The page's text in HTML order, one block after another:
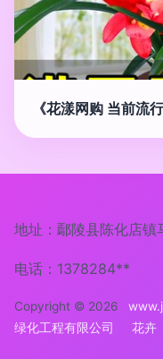
《花漾网购 当前流
地址：鄢陵县陈化店镇
电话：1378284**
Copyright © 2026
绿化工程有限公司
花卉